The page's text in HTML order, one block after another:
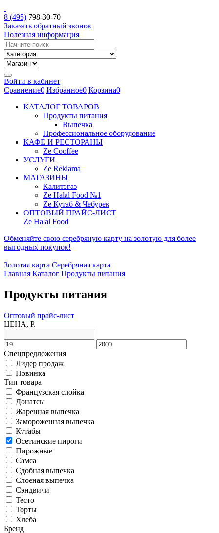
8 (495) 798-30-70
Заказать обратный звонок
Полезная информация
Войти в кабинет
Сравнение0 Избранное0 Корзина0
КАТАЛОГ ТОВАРОВ
Продукты питания
Выпечка
Профессиональное оборудование
КАФЕ И РЕСТОРАНЫ
Ze Cooffee
УСЛУГИ
Ze Reklama
МАГАЗИНЫ
Калитэгаз
Ze Halal Food №1
Ze Кутаб & Чебурек
ОПТОВЫЙ ПРАЙС-ЛИСТ
Ze Halal Food
Обменяйте свою серебряную карту на золотую для более
выгодных покупок!
Золотая карта Серебряная карта
Главная Каталог Продукты питания
Продукты питания
Оптовый прайс-лист
ЦЕНА, Р.
Спецпредложения
Лидер продаж
Новинка
Тип товара
Французская слойка
Донатсы
Жаренная выпечка
Замороженная выпечка
Кутабы
Осетинские пироги
Пирожные
Самса
Сдобная выпечка
Слоеная выпечка
Сэндвичи
Тесто
Торты
Хлеба
Бренд